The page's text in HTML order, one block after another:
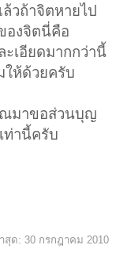
วถ้าจิตหายไป
องจิตนี่คือ
ะเอียดมากกว่านี้
ให้ด้วยครับ
มาขอส่วนบุญ
ท่านี้ครับ
สุด: 30 กรกฎาคม 2010